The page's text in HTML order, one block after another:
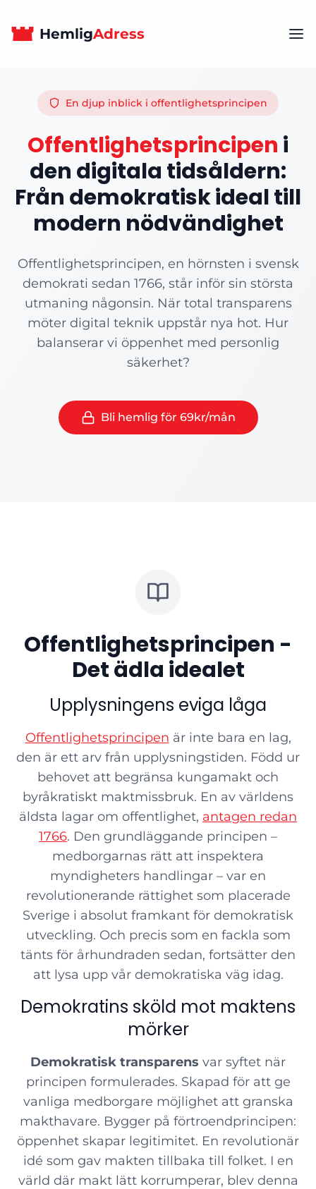
HemligAdress
En djup inblick i offentlighetsprincipen
Offentlighetsprincipen i
den digitala tidsåldern:
Från demokratisk ideal till
modern nödvändighet
Offentlighetsprincipen, en hörnsten i svensk
demokrati sedan 1766, står inför sin största
utmaning någonsin. När total transparens
möter digital teknik uppstår nya hot. Hur
balanserar vi öppenhet med personlig
säkerhet?
Bli hemlig för 69kr/mån
Offentlighetsprincipen -
Det ädla idealet
Upplysningens eviga låga
Offentlighetsprincipen är inte bara en lag,
den är ett arv från upplysningstiden. Född ur
behovet att begränsa kungamakt och
byråkratiskt maktmissbruk. En av världens
äldsta lagar om offentlighet, antagen redan
1766. Den grundläggande principen –
medborgarnas rätt att inspektera
myndigheters handlingar – var en
revolutionerande rättighet som placerade
Sverige i absolut framkant för demokratisk
utveckling. Och precis som en fackla som
tänts för århundraden sedan, fortsätter den
att lysa upp vår demokratiska väg idag.
Demokratins sköld mot maktens
mörker
Demokratisk transparens var syftet när
principen formulerades. Skapad för att ge
vanliga medborgare möjlighet att granska
makthavare. Bygger på förtroendprincipen:
öppenhet skapar legitimitet. En revolutionär
idé som gav makten tillbaka till folket. I en
värld där makt lätt korrumperar, blev denna